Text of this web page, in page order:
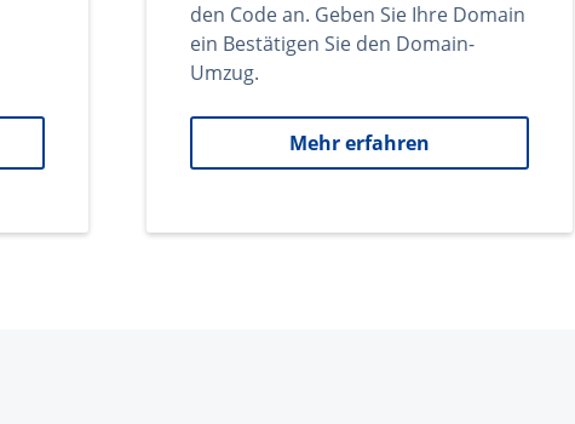
den Code an. Geben Sie Ihre Domain
ein Bestätigen Sie den Domain-
Umzug.
Mehr erfahren